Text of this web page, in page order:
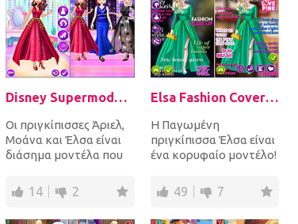
Disney Supermodel Fashion Show 1
Οι πριγκίπισσες Άριελ,
Μοάνα και Έλσα είναι
διάσημα μοντέλα που
καλύτερες επιδείξε...
14 2
Elsa Fashion Cover Makeover
Η Παγωμένη
πριγκίπισσα Έλσα είναι
ένα κορυφαίο μοντέλο!
που πρέπει να ποζάρει...
49 7